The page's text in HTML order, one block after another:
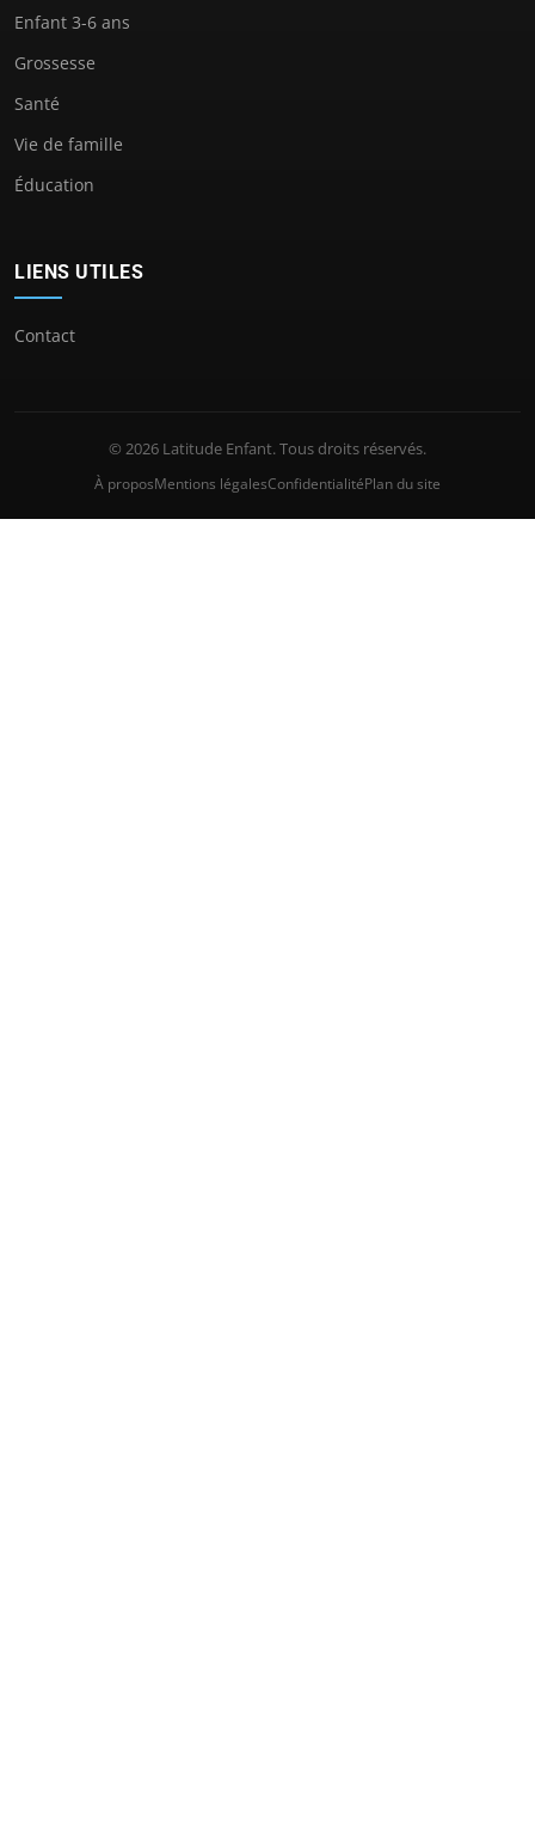
Enfant 3-6 ans
Grossesse
Santé
Vie de famille
Éducation
LIENS UTILES
Contact
© 2026 Latitude Enfant. Tous droits réservés.
À proposMentions légalesConfidentialitéPlan du site